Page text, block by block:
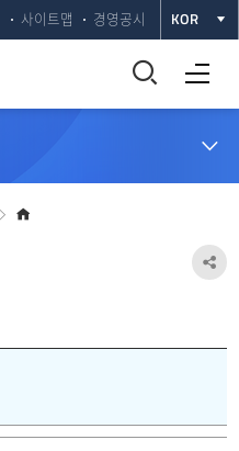
사이트맵 경영공시 KOR
통
합
기
전체메뉴 열기
홈
공